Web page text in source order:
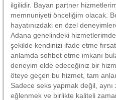
ilgilidir. Bayan partner
memnuniyeti önceliğim olacak.
hayatınızdaki en özel
Adana genelindeki
şekilde kendinizi ifade etme
anlamda sohbet etme imkanı
deneyim elde edeceğiniz bir
öteye geçen bu hizmet, tam
Sadece seks yapmak değil,
eğlenmek ve birlikte kaliteli